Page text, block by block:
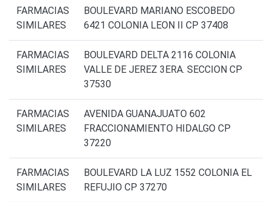
FARMACIAS
SIMILARES
BOULEVARD MARIANO ESCOBEDO
6421 COLONIA LEON II CP 37408
FARMACIAS
SIMILARES
BOULEVARD DELTA 2116 COLONIA
VALLE DE JEREZ 3ERA. SECCION CP
37530
FARMACIAS
SIMILARES
AVENIDA GUANAJUATO 602
FRACCIONAMIENTO HIDALGO CP
37220
FARMACIAS
SIMILARES
BOULEVARD LA LUZ 1552 COLONIA EL
REFUJIO CP 37270